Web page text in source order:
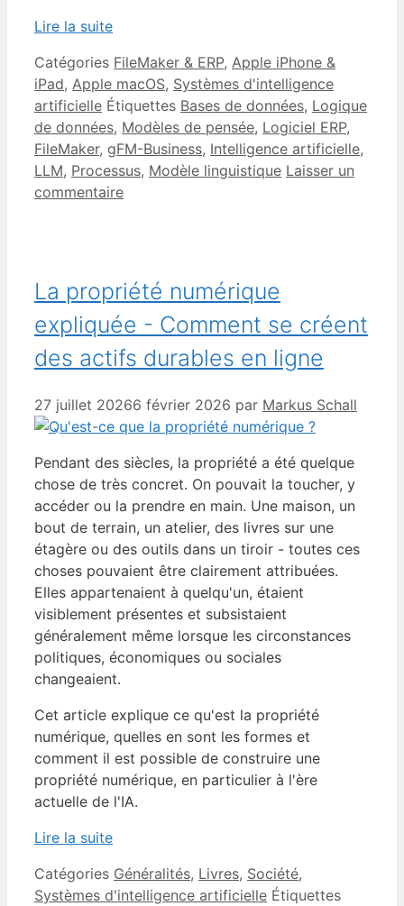
Lire la suite
Catégories FileMaker & ERP, Apple iPhone &
iPad, Apple macOS, Systèmes d'intelligence
artificielle Étiquettes Bases de données, Logique
de données, Modèles de pensée, Logiciel ERP,
FileMaker, gFM-Business, Intelligence artificielle,
LLM, Processus, Modèle linguistique Laisser un
commentaire
La propriété numérique
expliquée - Comment se créent
des actifs durables en ligne
27 juillet 20266 février 2026 par Markus Schall
Pendant des siècles, la propriété a été quelque
chose de très concret. On pouvait la toucher, y
accéder ou la prendre en main. Une maison, un
bout de terrain, un atelier, des livres sur une
étagère ou des outils dans un tiroir - toutes ces
choses pouvaient être clairement attribuées.
Elles appartenaient à quelqu'un, étaient
visiblement présentes et subsistaient
généralement même lorsque les circonstances
politiques, économiques ou sociales
changeaient.
Cet article explique ce qu'est la propriété
numérique, quelles en sont les formes et
comment il est possible de construire une
propriété numérique, en particulier à l'ère
actuelle de l'IA.
Lire la suite
Catégories Généralités, Livres, Société,
Systèmes d'intelligence artificielle Étiquettes